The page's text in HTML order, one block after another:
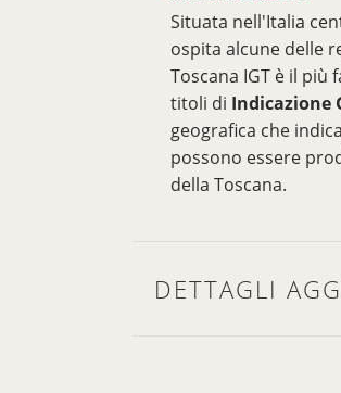
Situata nell'Italia
ospita alcune delle
Toscana IGT è il più
titoli di Indicazione
geografica che
possono essere
della Toscana.
DETTAGLI